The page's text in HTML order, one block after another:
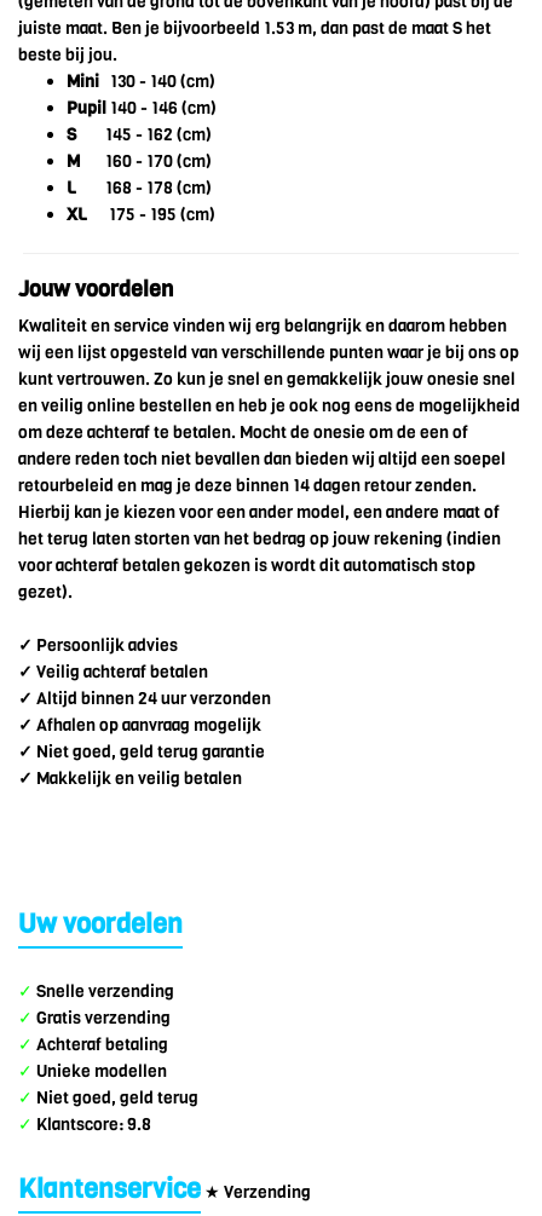
juiste maat. Ben je bijvoorbeeld 1.53 m, dan past de maat S het
beste bij jou.
Mini 130 - 140 (cm)
Pupil 140 - 146 (cm)
S145 - 162 (cm)
M 160 - 170 (cm)
L 168 - 178 (cm)
XL 175 - 195 (cm)
Jouw voordelen
Kwaliteit en service vinden wij erg belangrijk en daarom hebben
wij een lijst opgesteld van verschillende punten waar je bij ons op
kunt vertrouwen. Zo kun je snel en gemakkelijk jouw onesie snel
en veilig online bestellen en heb je ook nog eens de mogelijkheid
om deze achteraf te betalen. Mocht de onesie om de een of
andere reden toch niet bevallen dan bieden wij altijd een soepel
retourbeleid en mag je deze binnen 14 dagen retour zenden.
Hierbij kan je kiezen voor een ander model, een andere maat of
het terug laten storten van het bedrag op jouw rekening (indien
voor achteraf betalen gekozen is wordt dit automatisch stop
gezet).
✓ Persoonlijk advies
✓ Veilig achteraf betalen
✓ Altijd binnen 24 uur verzonden
✓ Afhalen op aanvraag mogelijk
✓ Niet goed, geld terug garantie
✓ Makkelijk en veilig betalen
Uw voordelen
✓ Snelle verzending
✓ Gratis verzending
✓ Achteraf betaling
✓ Unieke modellen
✓ Niet goed, geld terug
✓ Klantscore: 9.8
Klantenservice ★ Verzending